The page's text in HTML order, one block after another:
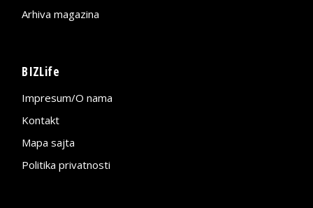
Arhiva magazina
BIZLife
Impresum/O nama
Kontakt
Mapa sajta
Politika privatnosti